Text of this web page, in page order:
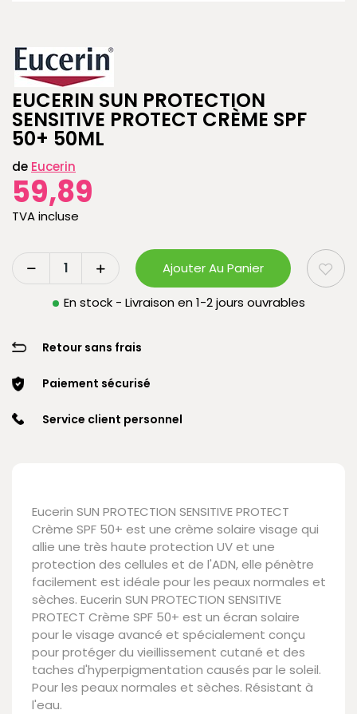
EUCERIN SUN PROTECTION
SENSITIVE PROTECT CRÈME SPF
50+ 50ML
de Eucerin
59,89
TVA incluse
Ajouter Au Panier
En stock - Livraison en 1-2 jours ouvrables
Retour sans frais
Paiement sécurisé
Service client personnel
Eucerin SUN PROTECTION SENSITIVE PROTECT
Crème SPF 50+ est une crème solaire visage qui
allie une très haute protection UV et une
protection des cellules et de l'ADN, elle pénètre
facilement est idéale pour les peaux normales et
sèches. Eucerin SUN PROTECTION SENSITIVE
PROTECT Crème SPF 50+ est un écran solaire
pour le visage avancé et spécialement conçu
pour protéger du vieillissement cutané et des
taches d'hyperpigmentation causés par le soleil.
Pour les peaux normales et sèches. Résistant à
l'eau.